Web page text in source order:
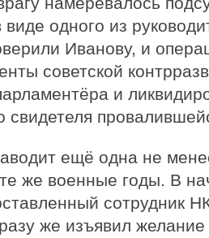
одного из
Иванову, и
советской
и
свидетеля
ещё одна не
же военные годы. В
сотрудник
же изъявил желание